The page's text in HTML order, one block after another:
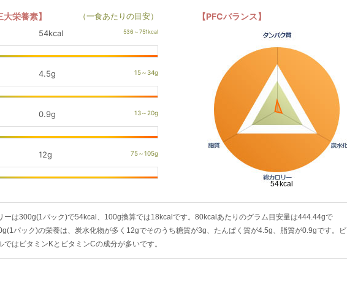
大栄養素】
（一食あたりの目安）
54kcal
4.5g
0.9g
12g
【PFCバランス】
ーは300g(1パック)で54kcal、100g換算では18kcalです。80kcalあたりのグラム目安量は444.44gで
パック)の栄養は、炭水化物が多く12gでそのうち糖質が3g、たんぱく質が4.5g、脂質が0.9gです。ビ
ではビタミンKとビタミンCの成分が多いです。